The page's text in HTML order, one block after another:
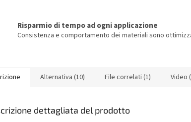
Risparmio di tempo ad ogni applicazione
Consistenza e comportamento dei materiali sono
Alternativa (10) File correlati (1) Video
dettagliata del prodotto